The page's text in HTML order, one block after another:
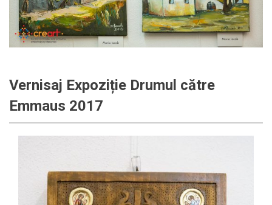
Vernisaj Expoziție Drumul către
Emmaus 2017